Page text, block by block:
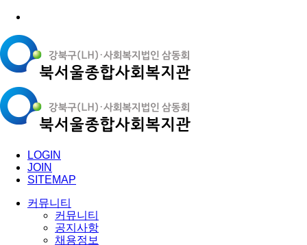
LOGIN
JOIN
SITEMAP
커뮤니티
커뮤니티
공지사항
채용정보